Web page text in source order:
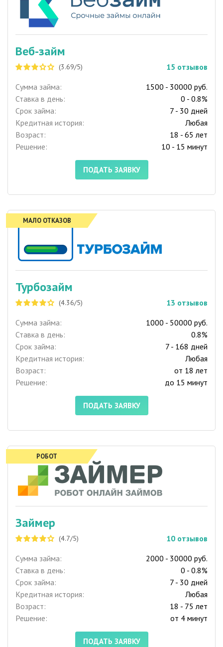
Веб-займ
(3.69/5) 15 отзывов
Сумма займа:
1500 - 30000 руб.
Ставка в день:
0 - 0.8%
Срок займа:
7 - 30 дней
Кредитная история:
Любая
Возраст:
18 - 65 лет
Решение:
10 - 15 минут
ПОДАТЬ ЗАЯВКУ
МАЛО ОТКАЗОВ
Турбозайм
(4.36/5) 13 отзывов
Сумма займа:
1000 - 50000 руб.
Ставка в день:
0.8%
Срок займа:
7 - 168 дней
Кредитная история:
Любая
Возраст:
от 18 лет
Решение:
до 15 минут
ПОДАТЬ ЗАЯВКУ
РОБОТ
Займер
(4.7/5) 10 отзывов
Сумма займа:
2000 - 30000 руб.
Ставка в день:
0 - 0.8%
Срок займа:
7 - 30 дней
Кредитная история:
Любая
Возраст:
18 - 75 лет
Решение:
от 4 минут
ПОДАТЬ ЗАЯВКУ